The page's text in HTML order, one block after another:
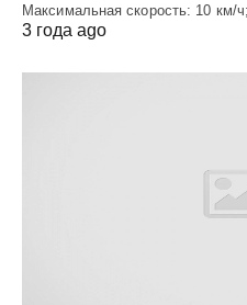
Макcимальная cкороcть: 10 км/
3 года ago